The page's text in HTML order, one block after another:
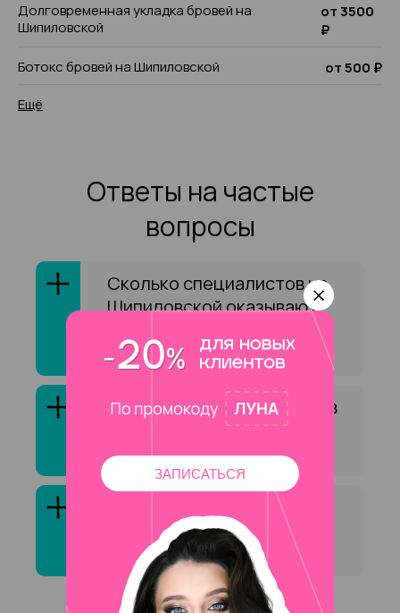
Долговременная укладка бровей на
Шипиловской
от 3500
₽
Ботокс бровей на Шипиловской
от 500 ₽
Ещё
Ответы на частые
вопросы
Сколько специалистов на
Шипиловской оказывают
бровей»?
Как выбрать специалиста в
сфере «Архитектура
бровей»?
Клиенты обычно довольны
услугой «Архитектура
бровей»?
ЗАПИСАТЬСЯ